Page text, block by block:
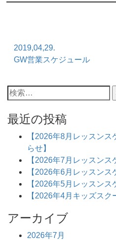
2019,04,29.
GW営業スケジュール
最近の投稿
【2026年8月レッスン
らせ】
【2026年7月レッスンス
【2026年6月レッスンス
【2026年5月レッスンス
【2026年4月キッズスク
アーカイブ
2026年7月